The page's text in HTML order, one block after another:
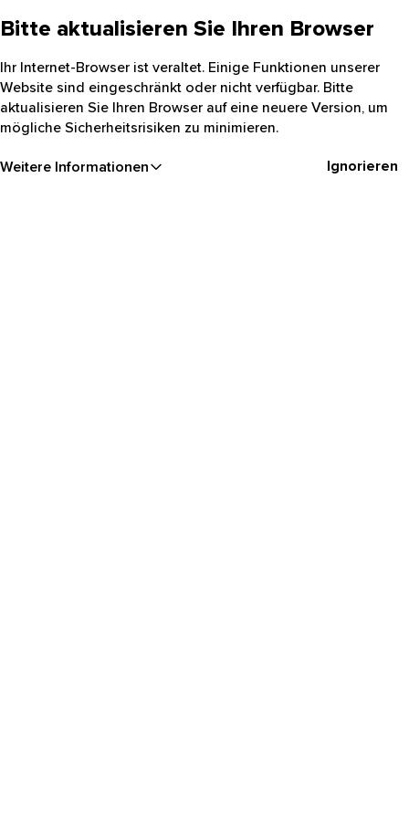
Bitte aktualisieren Sie Ihren Browser
Ihr Internet-Browser ist veraltet. Einige Funktionen unserer
Website sind eingeschränkt oder nicht verfügbar. Bitte
aktualisieren Sie Ihren Browser auf eine neuere Version, um
mögliche Sicherheitsrisiken zu minimieren.
Weitere Informationen Ignorieren